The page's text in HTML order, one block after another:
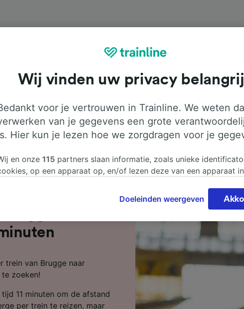
naar
trein van Brugge naar
zoeken!
11 minuten om de afstand
per trein te reizen, maar
Wij vinden uw privacy
voor je vertrouwen in Trainline. We weten
van je gegevens een grote
Hier kun je lezen hoe we zorgdragen voor je
en onze 115 partners slaan informatie, zoals unieke
op een apparaat op, en/of lezen deze van een apparaat
wijzigen door hieronder te klikken. Daaronder valt ook je recht om
bezwaar te maken in alle gevallen dat er voor de verwerking een
moment wijzigen op de pagina met onze privacyverklaring.
keuzes worden aan onze partners doorgegeven en hebben geen
op browsegegevens. Je gegevens worden niet gebruikt voor
ons hebt gevraagd om je niet te volgen.
geolocatiegegevens gebruiken. De apparaatkenmerken
ter identificatie. Informatie op een apparaat opslaan en/of
Doeleinden weergeven